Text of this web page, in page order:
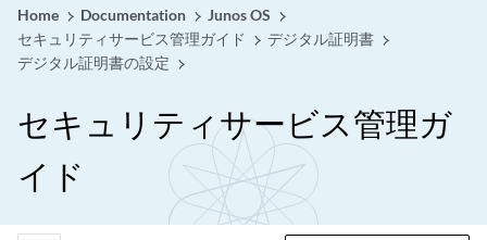
Home Documentation
Junos OS
セキュリティサービス管理ガイド
デジタル証明書
デジタル証明書の設定
セキュリティサービス管理ガ
イド